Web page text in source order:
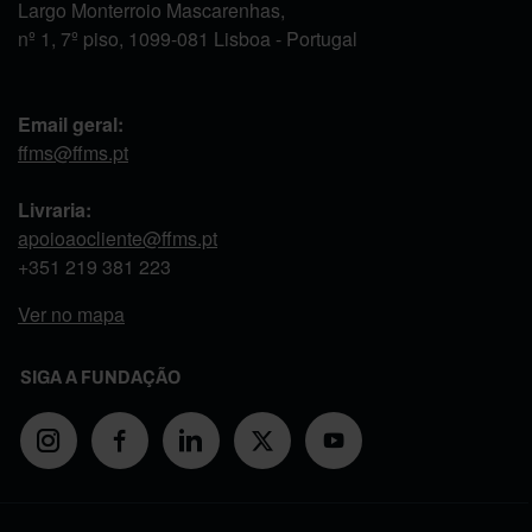
Largo Monterroio Mascarenhas,
nº 1, 7º piso, 1099-081 Lisboa - Portugal
Email geral:
ffms@ffms.pt
Livraria:
apoioaocliente@ffms.pt
+351 219 381 223
Ver no mapa
SIGA A FUNDAÇÃO